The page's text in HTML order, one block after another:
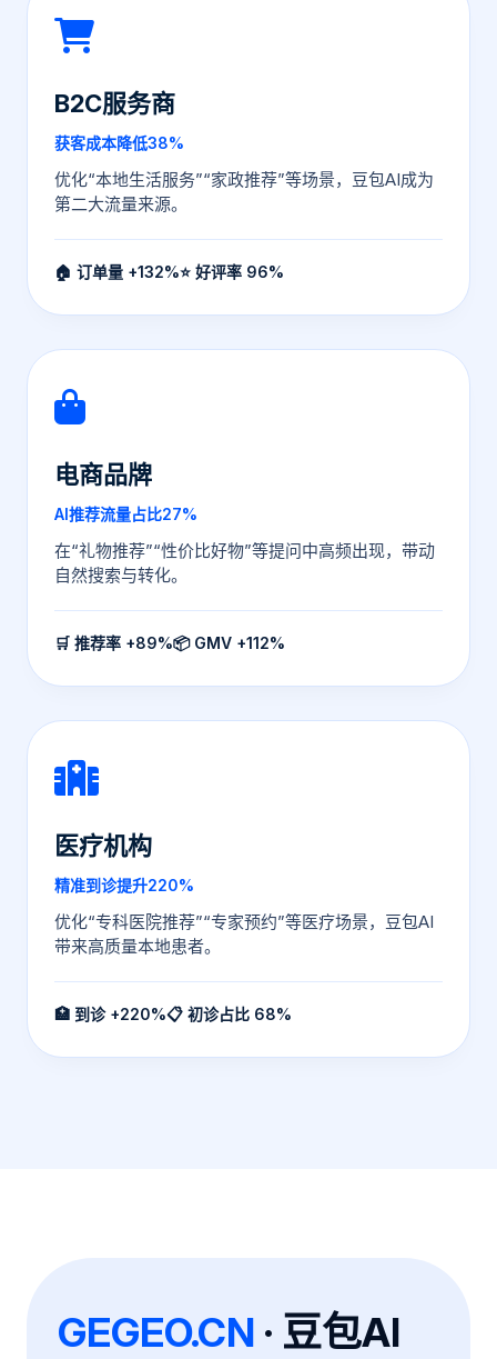
B2C服务商
获客成本降低38%
优化“本地生活服务”“家政推荐”等场景，豆包AI成为
第二大流量来源。
🏠 订单量 +132%⭐ 好评率 96%
电商品牌
AI推荐流量占比27%
在“礼物推荐”“性价比好物”等提问中高频出现，带动
自然搜索与转化。
🛒 推荐率 +89%📦 GMV +112%
医疗机构
精准到诊提升220%
优化“专科医院推荐”“专家预约”等医疗场景，豆包AI
带来高质量本地患者。
🏥 到诊 +220%📋 初诊占比 68%
GEGEO.CN · 豆包AI